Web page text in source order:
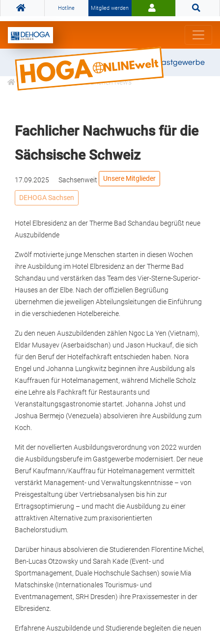
Hotline Mitglied werden
Gemeinsam stark für das Gastgewerbe
Informationen Branchen News
Fachlicher Nachwuchs für die
Sächsische Schweiz
17.09.2025 Sachsenweit Unsere Mitglieder
DEHOGA Sachsen
Hotel Elbresidenz an der Therme Bad Schandau begrüßt neue
Auszubildende
Zwölf motivierte junge Menschen starten in diesen Wochen
ihre Ausbildung im Hotel Elbresidenz an der Therme Bad
Schandau und verstärken das Team des Vier-Sterne-Superior-
Hauses an der Elbe. Nach der offiziellen Begrüßung
übernehmen die jeweiligen Abteilungsleitungen die Einführung
in die verschiedenen Hotelbereiche.
Zu den neuen Auszubildenden zählen Ngoc La Yen (Vietnam),
Eldar Musayev (Aserbaidschan) und Jason Huckauf, die sich
für den Beruf der Hotelfachkraft entschieden haben. Nora
Engel und Johanna Lungkwitz beginnen ihre Ausbildung als
Kauffrauen für Hotelmanagement, während Michelle Scholz
eine Lehre als Fachkraft für Restaurants und
Veranstaltungsgastronomie startet. Johanna Johst und
Joshua Bermejo (Venezuela) absolvieren ihre Ausbildung zum
Koch.
Mit der novellierten Ausbildungsverordnung von 2022 wurden
die Ausbildungsberufe im Gastgewerbe modernisiert. Der neue
Beruf Kaufmann/Kauffrau für Hotelmanagement vermittelt
verstärkt Management- und Verwaltungskenntnisse – von
Preisgestaltung über Vertriebsanalysen bis hin zur
Ertragsoptimierung – und macht die Ausbildung zu einer
attraktiven Alternative zum praxisorientierten
Bachelorstudium.
Darüber hinaus absolvieren die Studierenden Florentine Michel,
Ben-Lucas Otzowsky und Sarah Kade (Event- und
Sportmanagement, Duale Hochschule Sachsen) sowie Mia
Matschinske (Internationales Tourismus- und
Eventmanagement, SRH Dresden) ihre Praxissemester in der
Elbresidenz.
Erfahrene Auszubildende und Studierende begleiten die neuen